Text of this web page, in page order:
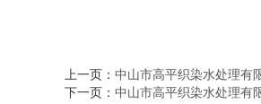
上一页： 中山市高平织染水处理有
下一页： 中山市高平织染水处理有